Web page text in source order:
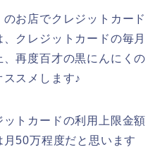
お店でクレジットカード
クレジットカードの毎月
再度百才の黒にんにくの
スメします♪
トカードの利用上限金額
50万程度だと思います